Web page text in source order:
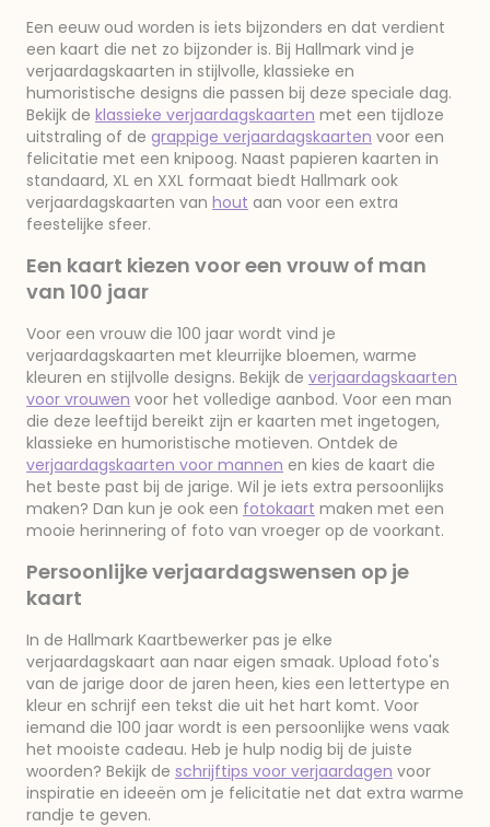
Een eeuw oud worden is iets bijzonders en dat verdient
een kaart die net zo bijzonder is. Bij Hallmark vind je
verjaardagskaarten in stijlvolle, klassieke en
humoristische designs die passen bij deze speciale dag.
Bekijk de klassieke verjaardagskaarten met een tijdloze
uitstraling of de grappige verjaardagskaarten voor een
felicitatie met een knipoog. Naast papieren kaarten in
standaard, XL en XXL formaat biedt Hallmark ook
verjaardagskaarten van hout aan voor een extra
feestelijke sfeer.
Een kaart kiezen voor een vrouw of man
van 100 jaar
Voor een vrouw die 100 jaar wordt vind je
verjaardagskaarten met kleurrijke bloemen, warme
kleuren en stijlvolle designs. Bekijk de verjaardagskaarten
voor vrouwen voor het volledige aanbod. Voor een man
die deze leeftijd bereikt zijn er kaarten met ingetogen,
klassieke en humoristische motieven. Ontdek de
verjaardagskaarten voor mannen en kies de kaart die
het beste past bij de jarige. Wil je iets extra persoonlijks
maken? Dan kun je ook een fotokaart maken met een
mooie herinnering of foto van vroeger op de voorkant.
Persoonlijke verjaardagswensen op je
kaart
In de Hallmark Kaartbewerker pas je elke
verjaardagskaart aan naar eigen smaak. Upload foto's
van de jarige door de jaren heen, kies een lettertype en
kleur en schrijf een tekst die uit het hart komt. Voor
iemand die 100 jaar wordt is een persoonlijke wens vaak
het mooiste cadeau. Heb je hulp nodig bij de juiste
woorden? Bekijk de schrijftips voor verjaardagen voor
inspiratie en ideeën om je felicitatie net dat extra warme
randje te geven.